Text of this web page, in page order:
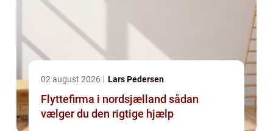
02 august 2026 Lars Pedersen
Flyttefirma i nordsjælland sådan
vælger du den rigtige hjælp